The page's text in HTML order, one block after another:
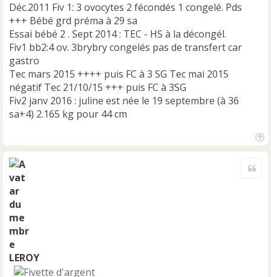
o
n
l
u
Déc.2011 Fiv 1: 3 ovocytes 2 fécondés 1 congelé. Pds
+++ Bébé grd préma à 29 sa
Essai bébé 2 . Sept 2014 : TEC - HS à la décongél.
Fiv1 bb2:4 ov. 3brybry congelés pas de transfert car
gastro
Tec mars 2015 ++++ puis FC à 3 SG Tec mai 2015
négatif Tec 21/10/15 +++ puis FC à 3SG
Fiv2 janv 2016 : juline est née le 19 septembre (à 36
sa+4) 2.165 kg pour 44 cm
LEROY